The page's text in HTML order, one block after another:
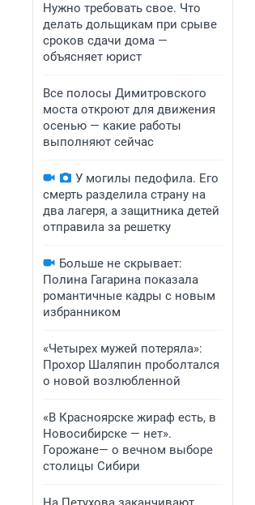
Нужно требовать свое. Что
делать дольщикам при срыве
сроков сдачи дома —
объясняет юрист
Все полосы Димитровского
моста откроют для движения
осенью — какие работы
выполняют сейчас
У могилы педофила. Его
смерть разделила страну на
два лагеря, а защитника детей
отправила за решетку
Больше не скрывает:
Полина Гагарина показала
романтичные кадры с новым
избранником
«Четырех мужей потеряла»:
Прохор Шаляпин проболтался
о новой возлюбленной
«В Красноярске жираф есть, в
Новосибирске — нет».
Горожане— о вечном выборе
столицы Сибири